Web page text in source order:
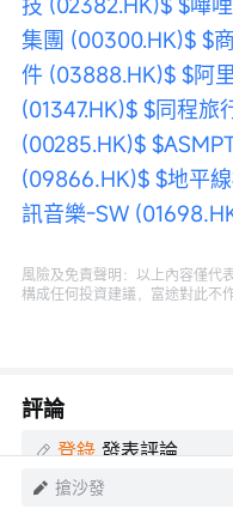
集團 (00300.HK)$ $
件 (03888.HK)$ $阿
(01347.HK)$ $同程旅
(00285.HK)$
(09866.HK)$ $地平
訊音樂-SW
風險及免責聲明：以上內容僅代
構成任何投資建議，富途對此不
評論
登錄發表評論
搶沙發